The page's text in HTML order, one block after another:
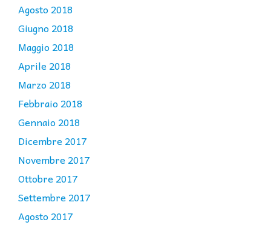
Agosto 2018
Giugno 2018
Maggio 2018
Aprile 2018
Marzo 2018
Febbraio 2018
Gennaio 2018
Dicembre 2017
Novembre 2017
Ottobre 2017
Settembre 2017
Agosto 2017